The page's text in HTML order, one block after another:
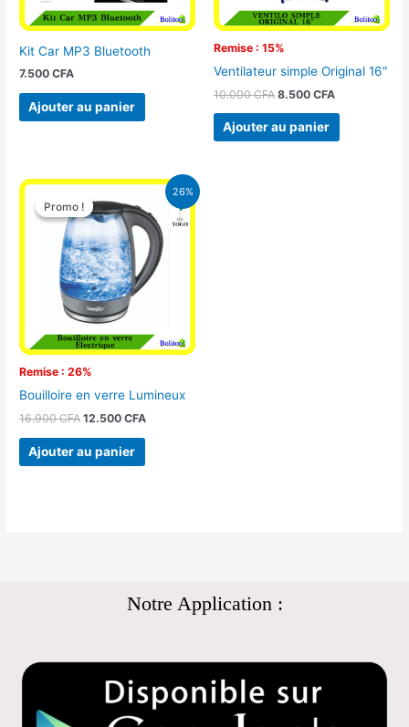
Kit Car MP3 Bluetooth
7.500CFA
Ajouter au panier
Remise : 15%
Ventilateur simple Original 16″
10.000CFA 8.500 CFA
Ajouter au panier
26%
Promo !
Remise : 26%
Promo !
Bouilloire en verre Lumineux
16.900CFA
Le
prix
initial
16.900 CFA.
12.500CFA
Le
prix
actuel
est :
12.500 CFA.
Ajouter au panier
Notre Application :